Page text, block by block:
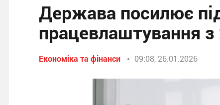
Держава посилює
працевлаштування
Економіка та фінанси 09:08, 26.01.2026